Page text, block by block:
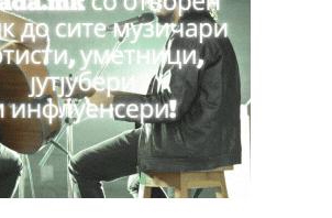
трубадури“